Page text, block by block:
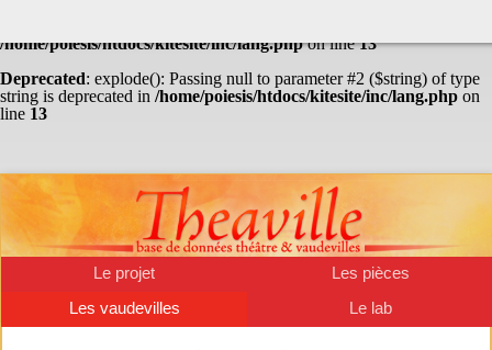
/home/poiesis/htdocs/kitesite/inc/lang.phpon line13
Deprecated: explode(): Passing null to parameter #2 ($string) of type
string is deprecated in /home/poiesis/htdocs/kitesite/inc/lang.php on
line 13
Le projet
Les pièces
Les vaudevilles
Le lab